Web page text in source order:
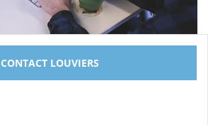
CONTACT LOUVIERS